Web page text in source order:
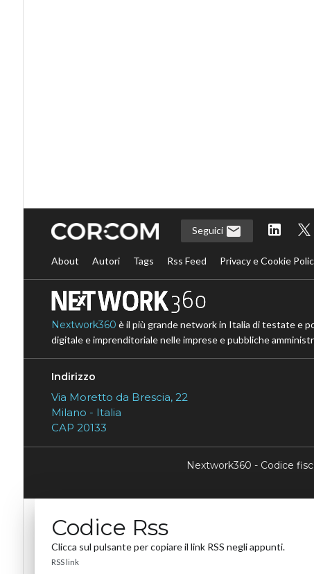
Seguici
About Autori Tags Rss Feed Privacy e Cookie
Nextwork360 è il più grande network in Italia di testate e
digitale e imprenditoriale nelle imprese e pubbliche
Indirizzo
Via Moretto da Brescia, 22
Milano - Italia
CAP 20133
Nextwork360 - Codice
Codice Rss
Clicca sul pulsante per copiare il link RSS negli appunti.
RSS link